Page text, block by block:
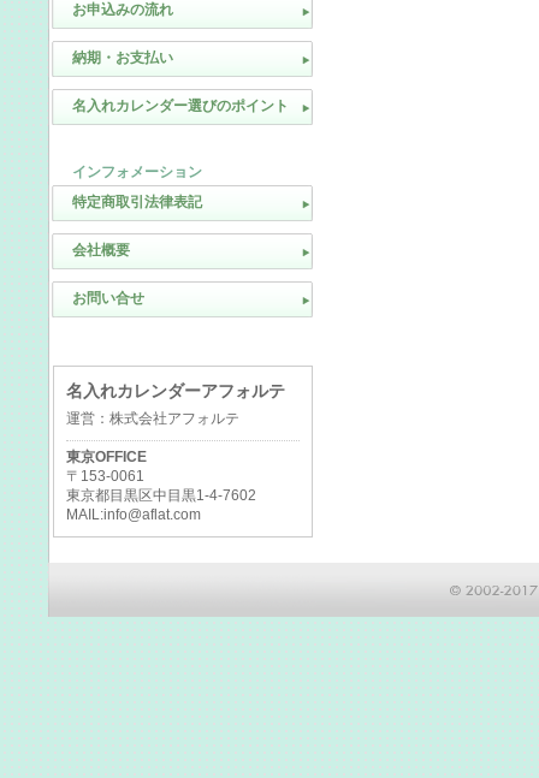
お申込みの流れ
納期・お支払い
名入れカレンダー選びのポイント
インフォメーション
特定商取引法律表記
会社概要
お問い合せ
名入れカレンダーアフォルテ
運営：株式会社アフォルテ
東京OFFICE
〒153-0061
東京都目黒区中目黒1-4-7602
MAIL:info@aflat.com